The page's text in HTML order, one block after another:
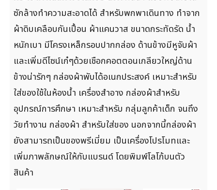
ซักล้างทำความสะอาดได้ สำหรับพกพาเดินทาง ทำจาก
ผ้าดิบเคลือบกันเปื้อน ผ้าแคนวาส ขนาดกระทัดรัด น้ำ
หนักเบา มีโครงเหล็กรอบปากกล่อง ด้านข้างมีหูจับผ้า
และเพิ่มดีไซน์เก๋ๆด้วยเชือกคอตตอนเกลียวใหญ่ด้าน
ข้างน่ารักๆ กล่องผ้าพับได้อเนกประสงค์ เหมาะสำหรับ
ใส่ของใช้ในห้องน้ำ เครื่องสำอาง กล่องผ้าสำหรับ
อุปกรณ์การศึกษา เหมาะสำหรับ กลุ่มลูกค้าเด็ก จนถึง
วัยทำงาน กล่องผ้า สำหรับใส่ของ นอกจากนี้กล่องผ้า
ยังสามารถเป็นของพรีเมี่ยม เป็นเครื่องโปรโมทและ
เพิ่มภาพลักษณ์ให้กับแบรนด์ โดยพิมพ์โลโก้บนตัว
สินค้า